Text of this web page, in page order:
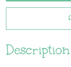
Description